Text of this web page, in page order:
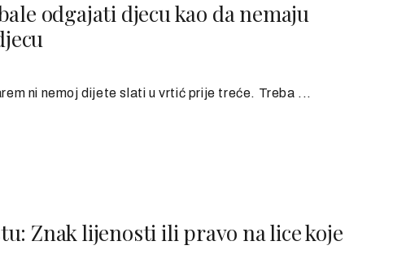
odgajati djecu kao da nemaju
ni nemoj dijete slati u vrtić prije treće. Treba ...
Znak lijenosti ili pravo na lice koje